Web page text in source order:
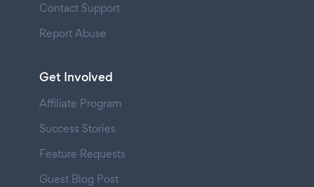
Contact Support
Report Abuse
Get Involved
Affiliate Program
Success Stories
Feature Requests
Guest Blog Post